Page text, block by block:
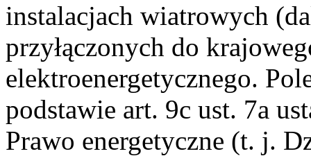
instalacjach wiatrowych
przyłączonych do
elektroenergetycznego.
podstawie art. 9c ust. 7a
Prawo energetyczne (t. j.